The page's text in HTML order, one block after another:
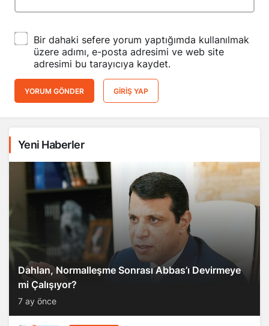
Bir dahaki sefere yorum yaptığımda kullanılmak
üzere adımı, e-posta adresimi ve web site
adresimi bu tarayıcıya kaydet.
YORUM GÖNDER GIRIŞ YAP
Yeni Haberler
Dahlan, Normalleşme Sonrası Abbas’ı Devirmeye
mi Çalışıyor?
7 ay önce